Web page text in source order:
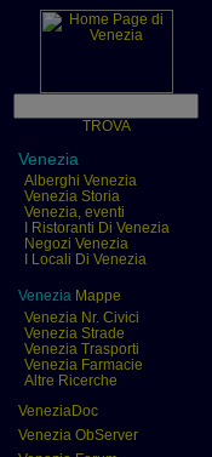
TROVA
Venezia
Alberghi Venezia
Venezia Storia
Venezia, eventi
I Ristoranti Di Venezia
Negozi Venezia
I Locali Di Venezia
Venezia Mappe
Venezia Nr. Civici
Venezia Strade
Venezia Trasporti
Venezia Farmacie
Altre Ricerche
VeneziaDoc
Venezia ObServer